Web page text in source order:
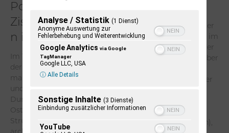
Politik. Der
Zisterzienserorde
n im Ostseeraum
Im 12. Jahrhundert prägte
der Zisterzienserorden
maßgeblich die kulturelle
und kirchliche
Durchdringung des
Ostseeraums. Mit klaren
Strukturen,
Der Kunstpädagoge Dieter
Pape ist seit Jahrzehnten im
Kunst- und Kulturleben der
Stadt Plön und weit darüber
langjähriger Kunsterzieher
Internatsgymnasium
Schloss Plön (heute
Gymnasium Schloss Plön),
Analyse / Statistik (1 Dienst)
Anonyme Auswertung zur
Fehlerbehebung und Weiterentwicklung
Google Analytics via Google
TagManager
Google LLC, USA
ⓘ Alle Details
Sonstige Inhalte (3 Dienste)
Einbindung zusätzlicher Informationen
YouTube